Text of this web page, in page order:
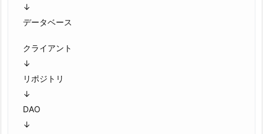
↓
データベース
クライアント
↓
リポジトリ
↓
DAO
↓